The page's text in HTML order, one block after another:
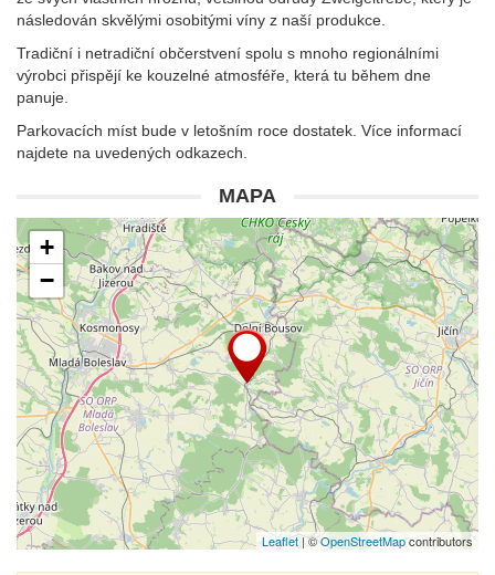
následován skvělými osobitými víny z naší produkce.
Tradiční i netradiční občerstvení spolu s mnoho regionálními
výrobci přispějí ke kouzelné atmosféře, která tu během dne
panuje.
Parkovacích míst bude v letošním roce dostatek. Více informací
najdete na uvedených odkazech.
MAPA
+
−
Leaflet| ©OpenStreetMapcontributors